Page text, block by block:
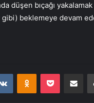
düşen bıçağı
beklemeye devam
VKontakteOdnoklassniki
Pocket E-